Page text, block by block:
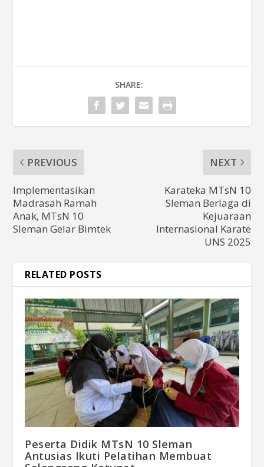
SHARE:
PREVIOUS
Implementasikan
Madrasah Ramah
Anak, MTsN 10
Sleman Gelar Bimtek
NEXT
Karateka MTsN 10
Sleman Berlaga di
Kejuaraan
Internasional Karate
UNS 2025
RELATED POSTS
Peserta Didik MTsN 10 Sleman
Antusias Ikuti Pelatihan Membuat